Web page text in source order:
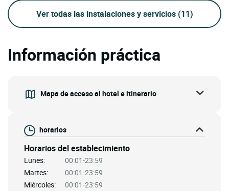
Ver todas las instalaciones y servicios (11)
Información práctica
Mapa de acceso al hotel e itinerario
horarios
Horarios del establecimiento
Lunes:
00:01-23:59
Martes:
00:01-23:59
Miércoles:
00:01-23:59